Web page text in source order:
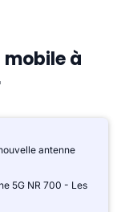
à
antenne
5G NR 700 - Les